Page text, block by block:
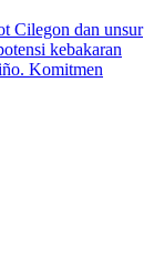
Cilegon dan unsur
kebakaran
Komitmen